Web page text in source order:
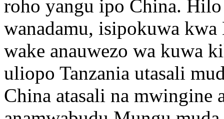
roho yangu ipo China.
wanadamu, isipokuwa
wake anauwezo wa kuwa
uliopo Tanzania utasali
China atasali na mwingine